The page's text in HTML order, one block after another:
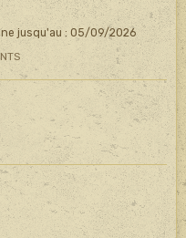
jusqu'au : 05/09/2026